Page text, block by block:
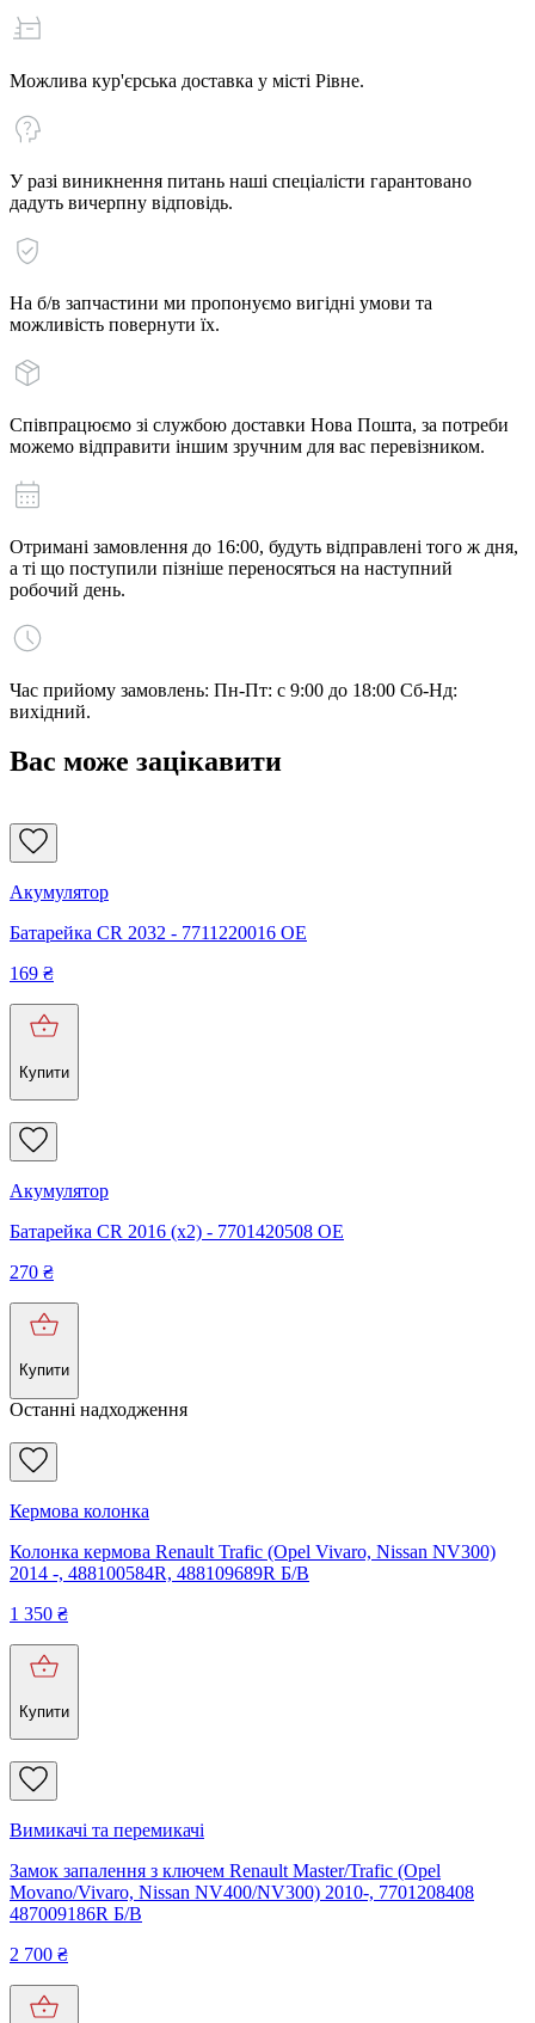
Можлива кур'єрська доставка у місті Рівне.
У разі виникнення питань наші спеціалісти гарантовано
дадуть вичерпну відповідь.
На б/в запчастини ми пропонуємо вигідні умови та
можливість повернути їх.
Співпрацюємо зі службою доставки Нова Пошта, за потреби
можемо відправити іншим зручним для вас перевізником.
Отримані замовлення до 16:00, будуть відправлені того ж дня,
а ті що поступили пізніше переносяться на наступний
робочий день.
Час прийому замовлень: Пн-Пт: с 9:00 до 18:00 Сб-Нд:
вихідний.
Вас може зацікавити
Акумулятор
Батарейка CR 2032 - 7711220016 OE
169 ₴
Купити
Акумулятор
Батарейка CR 2016 (x2) - 7701420508 OE
270 ₴
Купити
Останні надходження
Кермова колонка
Колонка кермова Renault Trafic (Opel Vivaro, Nissan NV300)
2014 -, 488100584R, 488109689R Б/В
1 350 ₴
Купити
Вимикачі та перемикачі
Замок запалення з ключем Renault Master/Trafic (Opel
Movano/Vivaro, Nissan NV400/NV300) 2010-, 7701208408
487009186R Б/В
2 700 ₴